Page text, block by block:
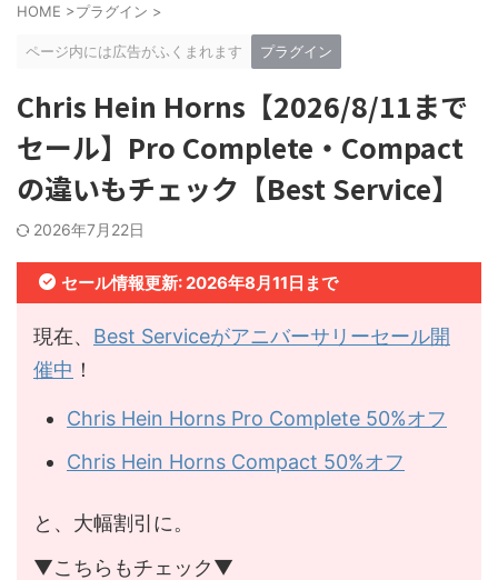
HOME >プラグイン >
ページ内には広告がふくまれます プラグイン
Chris Hein Horns【2026/8/11まで
セール】Pro Complete・Compact
の違いもチェック【Best Service】
2026年7月22日
セール情報更新: 2026年8月11日まで
現在、 Best Serviceがアニバーサリーセール開
催中 ！
Chris Hein Horns Pro Complete 50%オフ
Chris Hein Horns Compact 50%オフ
と、大幅割引に。
▼こちらもチェック▼